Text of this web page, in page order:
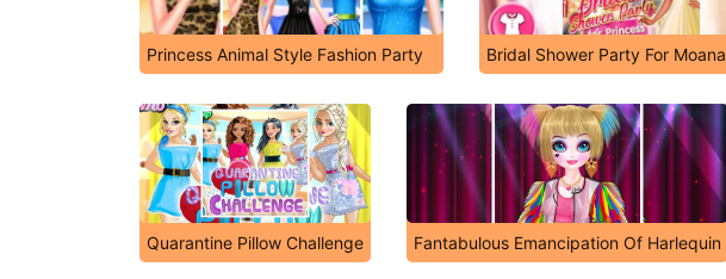
Princess Animal Style Fashion Party Bridal Shower Party For Moana
Quarantine Pillow Challenge Fantabulous Emancipation Of Harlequin